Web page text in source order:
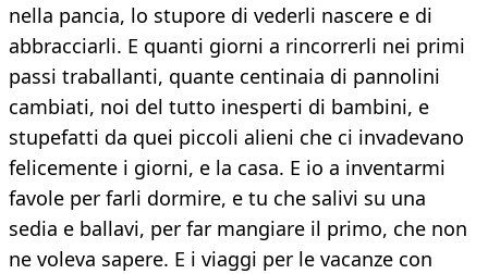
nella pancia, lo stupore di vederli nascere e di
abbracciarli. E quanti giorni a rincorrerli nei primi
passi traballanti, quante centinaia di pannolini
cambiati, noi del tutto inesperti di bambini, e
stupefatti da quei piccoli alieni che ci invadevano
felicemente i giorni, e la casa. E io a inventarmi
favole per farli dormire, e tu che salivi su una
sedia e ballavi, per far mangiare il primo, che non
ne voleva sapere. E i viaggi per le vacanze con